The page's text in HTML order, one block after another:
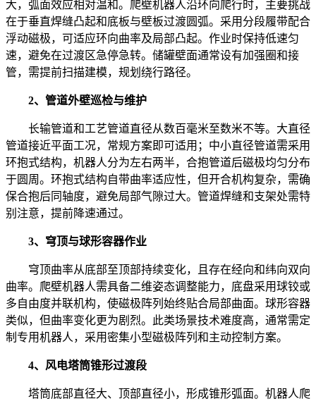
大，弧面效应相对温和。爬壁机器人沿环向爬行时，主要挑战
在于垂直焊缝凸起和底板与壁板过渡圆弧。采用分段履带配合
浮动磁极，可适应环向曲率及局部凸起。作业时保持低速匀
速，避免在过渡区急停急转。储罐壁面通常设有加强圈和接
管，需提前扫描建模，规划绕行路径。
2、管道外壁巡检与维护
长输管道和工艺管道直径从数百毫米至数米不等。大直径
管道接近平面工况，常规方案即可适用；中小直径管道需采用
环抱式结构，机器人分为左右两半，合抱管道后磁极均匀分布
于圆周。环抱式结构自带曲率适应性，但开合机构复杂，需确
保合抱后同轴度，避免局部气隙过大。管道焊缝和支架处需特
别注意，提前降速通过。
3、穹顶与球形容器作业
穹顶曲率从底部至顶部持续变化，且存在经向和纬向双向
曲率。爬壁机器人需具备二维姿态调整能力，底盘采用球铰或
多自由度并联机构，使磁极阵列始终贴合局部曲面。球形容器
类似，但曲率变化更为剧烈。此类场景技术难度高，通常需定
制专用机器人，采用密集小型磁极阵列和主动控制方案。
4、风电塔筒锥形过渡段
塔筒底部直径大、顶部直径小，形成锥形弧面。机器人爬